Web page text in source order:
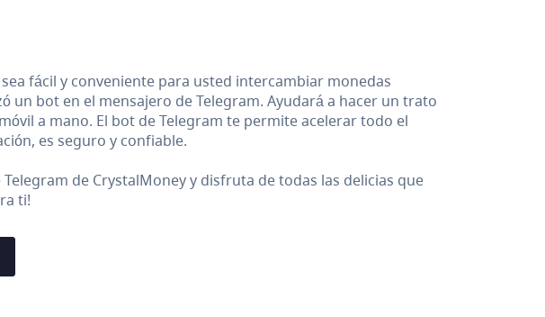
fácil y conveniente para usted intercambiar monedas
un bot en el mensajero de Telegram. Ayudará a hacer un trato
a mano. El bot de Telegram te permite acelerar todo el
es seguro y confiable.
de CrystalMoney y disfruta de todas las delicias que
ti!